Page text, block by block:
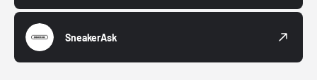
SneakerAsk